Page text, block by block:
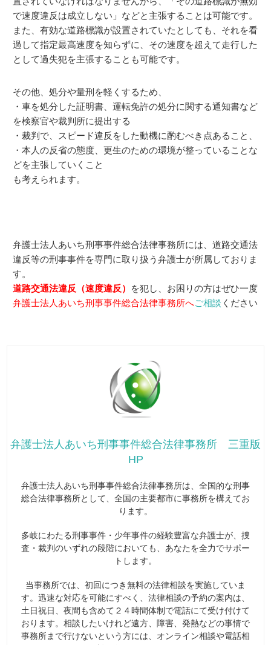
で速度違反は成立しない」などと主張することは可能です。
また、有効な道路標識が設置されていたとしても、それを看
過して指定最高速度を知らずに、その速度を超えて走行した
として過失犯を主張することも可能です。
その他、処分や量刑を軽くするため、
・車を処分した証明書、運転免許の処分に関する通知書など
を検察官や裁判所に提出する
・裁判で、スピード違反をした動機に酌むべき点あること、
・本人の反省の態度、更生のための環境が整っていることな
どを主張していくこと
も考えられます。
弁護士法人あいち刑事事件総合法律事務所には、道路交通法
違反等の刑事事件を専門に取り扱う弁護士が所属しておりま
す。
道路交通法違反（速度違反）
を犯し、お困りの方はぜひ一度
弁護士法人あいち刑事事件総合法律事務所へご相談 ください
弁護士法人あいち刑事事件総合法律事務所 三重版
HP
弁護士法人あいち刑事事件総合法律事務所は、全国的な刑事
総合法律事務所として、全国の主要都市に事務所を構えてお
ります。
多岐にわたる刑事事件・少年事件の経験豊富な弁護士が、捜
査・裁判のいずれの段階においても、あなたを全力でサポー
トします。
当事務所では、初回につき無料の法律相談を実施していま
す。迅速な対応を可能にすべく、法律相談の予約の案内は、
土日祝日、夜間も含めて２４時間体制で電話にて受け付けて
おります。相談したいけれど遠方、障害、発熱などの事情で
事務所まで行けないという方には、オンライン相談や電話相